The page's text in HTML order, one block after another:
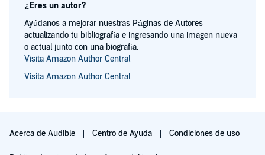
¿Eres un autor?
Ayúdanos a mejorar nuestras Páginas de Autores
actualizando tu bibliografía e ingresando una imagen nueva
o actual junto con una biografía.
Visita Amazon Author Central
Visita Amazon Author Central
Acerca de Audible Centro de Ayuda Condiciones de uso